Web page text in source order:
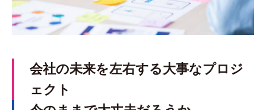
会社の未来を左右する大事なプロジ
ェクト